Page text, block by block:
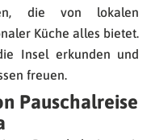
die von lokalen
Küche alles bietet.
Insel erkunden und
freuen.
Pauschalreise